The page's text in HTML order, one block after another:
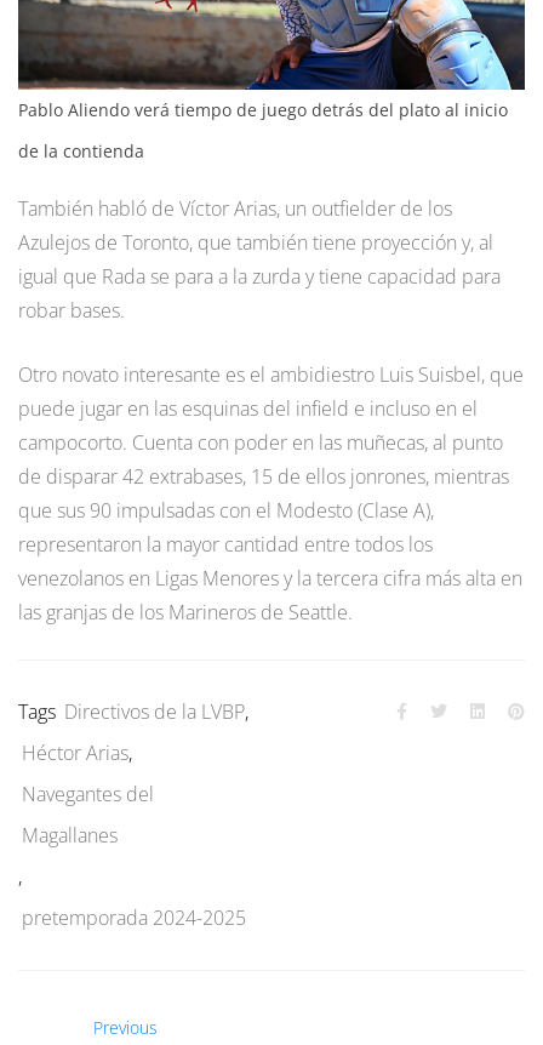
Pablo Aliendo verá tiempo de juego detrás del plato al inicio
de la contienda
También habló de Víctor Arias, un outfielder de los
Azulejos de Toronto, que también tiene proyección y, al
igual que Rada se para a la zurda y tiene capacidad para
robar bases.
Otro novato interesante es el ambidiestro Luis Suisbel, que
puede jugar en las esquinas del infield e incluso en el
campocorto. Cuenta con poder en las muñecas, al punto
de disparar 42 extrabases, 15 de ellos jonrones, mientras
que sus 90 impulsadas con el Modesto (Clase A),
representaron la mayor cantidad entre todos los
venezolanos en Ligas Menores y la tercera cifra más alta en
las granjas de los Marineros de Seattle.
Tags Directivos de la LVBP,
Héctor Arias,
Navegantes del
Magallanes
,
pretemporada 2024-2025
Previous